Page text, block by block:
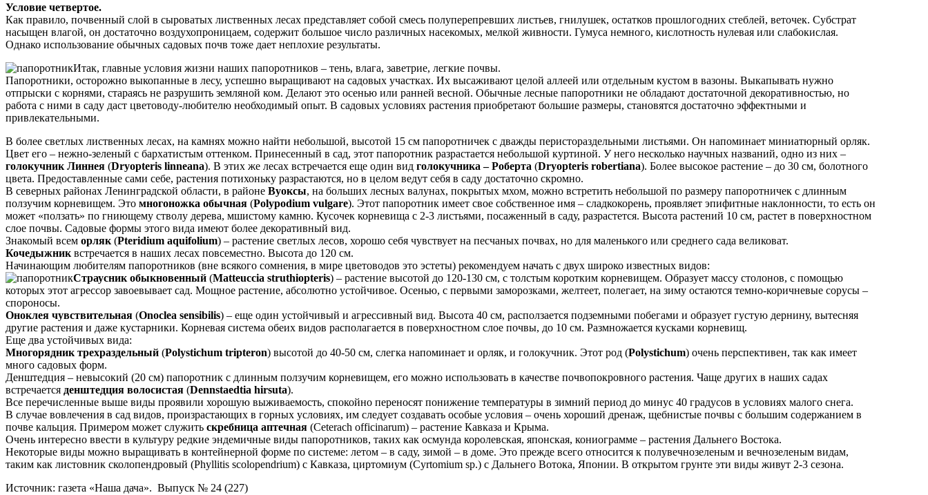
Условие четвертое.
Как правило, почвенный слой в сыроватых лиственных лесах представляет собой смесь полуперепревших листьев, гнилушек, остатков прошлогодних стеблей, веточек. Субстрат
насыщен влагой, он достаточно воздухопроницаем, содержит большое число различных насекомых, мелкой живности. Гумуса немного, кислотность нулевая или слабокислая.
Однако использование обычных садовых почв тоже дает неплохие результаты.
Итак, главные условия жизни наших папоротников – тень, влага, заветрие, легкие почвы.
Папоротники, осторожно выкопанные в лесу, успешно выращивают на садовых участках. Их высаживают целой аллеей или отдельным кустом в вазоны. Выкапывать нужно
отпрыски с корнями, стараясь не разрушить земляной ком. Делают это осенью или ранней весной. Обычные лесные папоротники не обладают достаточной декоративностью, но
работа с ними в саду даст цветоводу-любителю необходимый опыт. В садовых условиях растения приобретают большие размеры, становятся достаточно эффектными и
привлекательными.
В более светлых лиственных лесах, на камнях можно найти небольшой, высотой 15 см папоротничек с дважды перистораздельными листьями. Он напоминает миниатюрный орляк.
Цвет его – нежно-зеленый с бархатистым оттенком. Принесенный в сад, этот папоротник разрастается небольшой куртиной. У него несколько научных названий, одно из них –
голокучник Линнея (Dryopteris linneana). В этих же лесах встречается еще один вид голокучника – Роберта (Dryopteris robertiana). Более высокое растение – до 30 см, болотного
цвета. Предоставленные сами себе, растения потихоньку разрастаются, но в целом ведут себя в саду достаточно скромно.
В северных районах Ленинградской области, в районе Вуоксы, на больших лесных валунах, покрытых мхом, можно встретить небольшой по размеру папоротничек с длинным
ползучим корневищем. Это многоножка обычная (Polypodium vulgare). Этот папоротник имеет свое собственное имя – сладкокорень, проявляет эпифитные наклонности, то есть он
может «ползать» по гниющему стволу дерева, мшистому камню. Кусочек корневища с 2-3 листьями, посаженный в саду, разрастется. Высота растений 10 см, растет в поверхностном
слое почвы. Садовые формы этого вида имеют более декоративный вид.
Знакомый всем орляк (Pteridium aquifolium) – растение светлых лесов, хорошо себя чувствует на песчаных почвах, но для маленького или среднего сада великоват.
Кочедыжник встречается в наших лесах повсеместно. Высота до 120 см.
Начинающим любителям папоротников (вне всякого сомнения, в мире цветоводов это эстеты) рекомендуем начать с двух широко известных видов:
Страусник обыкновенный (Matteuccia struthiopteris) – растение высотой до 120-130 см, с толстым коротким корневищем. Образует массу столонов, с помощью
которых этот агрессор завоевывает сад. Мощное растение, абсолютно устойчивое. Осенью, с первыми заморозками, желтеет, полегает, на зиму остаются темно-коричневые сорусы –
спороносы.
Оноклея чувствительная (Onoclea sensibilis) – еще один устойчивый и агрессивный вид. Высота 40 см, расползается подземными побегами и образует густую дернину, вытесняя
другие растения и даже кустарники. Корневая система обеих видов располагается в поверхностном слое почвы, до 10 см. Размножается кусками корневищ.
Еще два устойчивых вида:
Многорядник трехраздельный (Polystichum tripteron) высотой до 40-50 см, слегка напоминает и орляк, и голокучник. Этот род (Polystichum) очень перспективен, так как имеет
много садовых форм.
Денштедция – невысокий (20 см) папоротник с длинным ползучим корневищем, его можно использовать в качестве почвопокровного растения. Чаще других в наших садах
встречается денштедция волосистая (Dennstaedtia hirsuta).
Все перечисленные выше виды проявили хорошую выживаемость, спокойно переносят понижение температуры в зимний период до минус 40 градусов в условиях малого снега.
В случае вовлечения в сад видов, произрастающих в горных условиях, им следует создавать особые условия – очень хороший дренаж, щебнистые почвы с большим содержанием в
почве кальция. Примером может служить скребница аптечная (Ceterach officinarum) – растение Кавказа и Крыма.
Очень интересно ввести в культуру редкие эндемичные виды папоротников, таких как осмунда королевская, японская, кониограмме – растения Дальнего Востока.
Некоторые виды можно выращивать в контейнерной форме по системе: летом – в саду, зимой – в доме. Это прежде всего относится к полувечнозеленым и вечнозеленым видам,
таким как листовник сколопендровый (Phyllitis scolopendrium) с Кавказа, циртомиум (Cyrtomium sp.) с Дальнего Вотока, Японии. В открытом грунте эти виды живут 2-3 сезона.
Источник: газета «Наша дача». Выпуск № 24 (227)